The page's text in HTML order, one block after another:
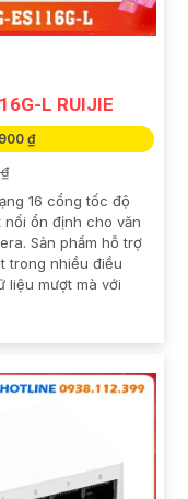
L RUIJIE
₫
16 cổng tốc độ
ổn định cho văn
Sản phẩm hỗ trợ
trong nhiều điều
liệu mượt mà với